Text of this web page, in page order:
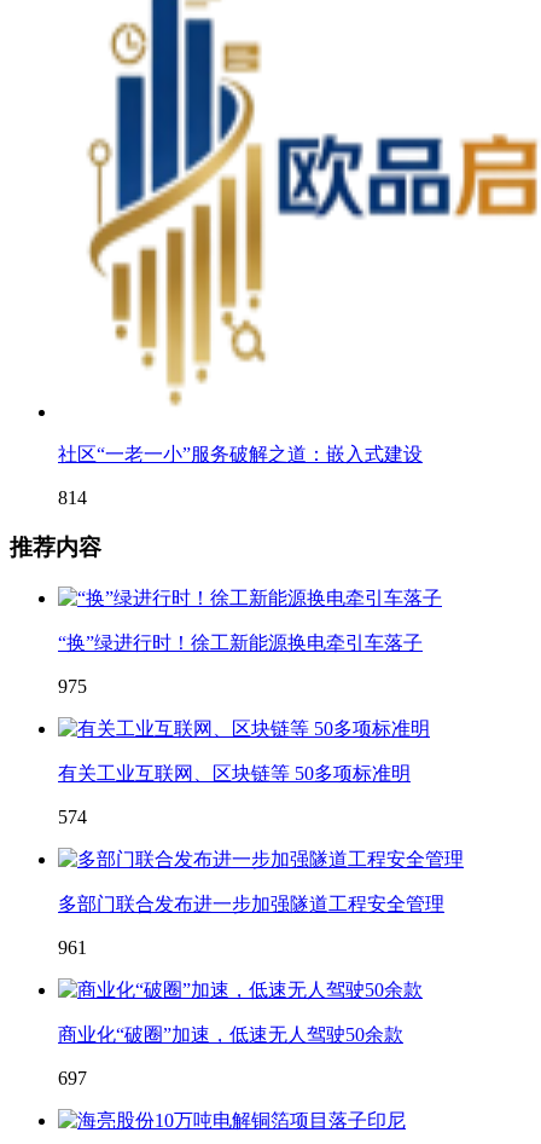
社区“一老一小”服务破解之道：嵌入式建设
814
推荐内容
“换”绿进行时！徐工新能源换电牵引车落子
975
有关工业互联网、区块链等 50多项标准明
574
多部门联合发布进一步加强隧道工程安全管理
961
商业化“破圈”加速，低速无人驾驶50余款
697